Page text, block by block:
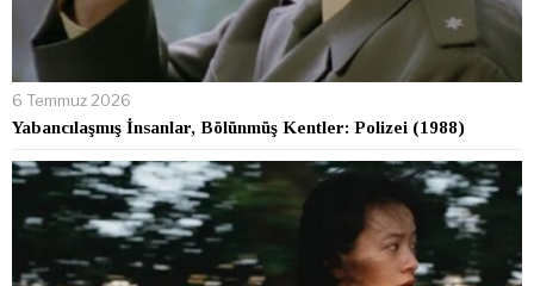
6 Temmuz 2026
Yabancılaşmış İnsanlar, Bölünmüş Kentler: Polizei (1988)